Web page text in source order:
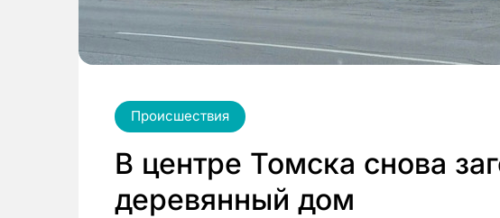
Происшествия
В центре Томска снова
деревянный дом